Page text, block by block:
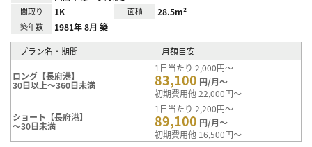
間取り 1K 面積 28.5m²
築年数 1981年 8月 築
プラン名・期間 月額目安
ロング【長府港】
30日以上～360日未満
1日当たり 2,000円～
83,100 円/月～
初期費用他 22,000円～
ショート【長府港】
～30日未満
1日当たり 2,200円～
89,100 円/月～
初期費用他 16,500円～